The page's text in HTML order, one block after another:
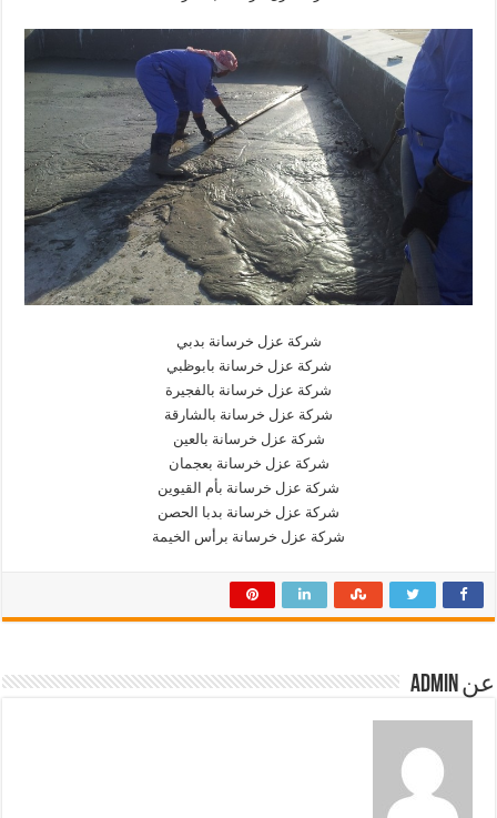
شركة عزل خرسانة بدبي
شركة عزل خرسانة بابوظبي
شركة عزل خرسانة بالفجيرة
شركة عزل خرسانة بالشارقة
شركة عزل خرسانة بالعين
شركة عزل خرسانة بعجمان
شركة عزل خرسانة بأم القيوين
شركة عزل خرسانة بدبا الحصن
شركة عزل خرسانة برأس الخيمة
عن admin